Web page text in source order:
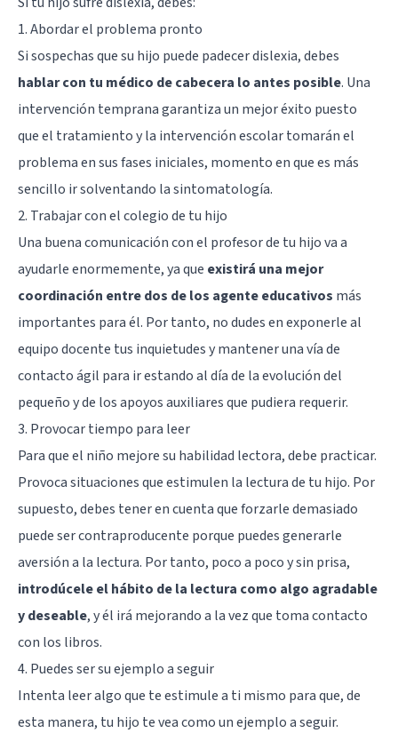
1. Abordar el problema pronto
Si sospechas que su hijo puede padecer dislexia, debes
hablar con tu médico de cabecera lo antes posible. Una
intervención temprana garantiza un mejor éxito puesto
que el tratamiento y la intervención escolar tomarán el
problema en sus fases iniciales, momento en que es más
sencillo ir solventando la sintomatología.
2. Trabajar con el colegio de tu hijo
Una buena comunicación con el profesor de tu hijo va a
ayudarle enormemente, ya que existirá una mejor
coordinación entre dos de los agente educativos más
importantes para él. Por tanto, no dudes en exponerle al
equipo docente tus inquietudes y mantener una vía de
contacto ágil para ir estando al día de la evolución del
pequeño y de los apoyos auxiliares que pudiera requerir.
3. Provocar tiempo para leer
Para que el niño mejore su habilidad lectora, debe practicar.
Provoca situaciones que estimulen la lectura de tu hijo. Por
supuesto, debes tener en cuenta que forzarle demasiado
puede ser contraproducente porque puedes generarle
aversión a la lectura. Por tanto, poco a poco y sin prisa,
introdúcele el hábito de la lectura como algo agradable
y deseable, y él irá mejorando a la vez que toma contacto
con los libros.
4. Puedes ser su ejemplo a seguir
Intenta leer algo que te estimule a ti mismo para que, de
esta manera, tu hijo te vea como un ejemplo a seguir.